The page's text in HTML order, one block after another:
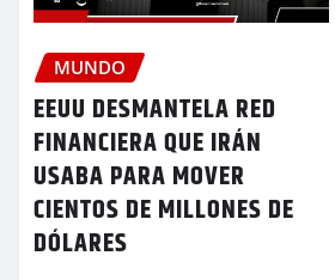
MUNDO
EEUU DESMANTELA RED
FINANCIERA QUE IRÁN
USABA PARA MOVER
CIENTOS DE MILLONES DE
DÓLARES